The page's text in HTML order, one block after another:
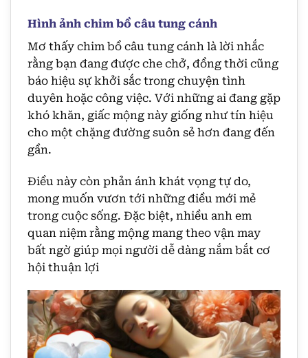
Hình ảnh chim bồ câu tung cánh
Mơ thấy chim bồ câu tung cánh là lời nhắc
rằng bạn đang được che chở, đồng thời cũng
báo hiệu sự khởi sắc trong chuyện tình
duyên hoặc công việc. Với những ai đang gặp
khó khăn, giấc mộng này giống như tín hiệu
cho một chặng đường suôn sẻ hơn đang đến
gần.
Điều này còn phản ánh khát vọng tự do,
mong muốn vươn tới những điều mới mẻ
trong cuộc sống. Đặc biệt, nhiều anh em
quan niệm rằng mộng mang theo vận may
bất ngờ giúp mọi người dễ dàng nắm bắt cơ
hội thuận lợi